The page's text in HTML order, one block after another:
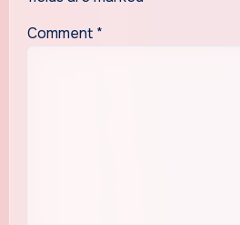
Comment *